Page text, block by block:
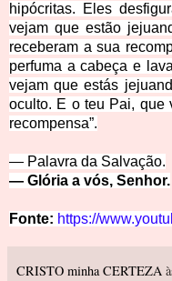
hipócritas. Eles
vejam que estão
receberam a sua
perfuma a cabeça e
vejam que estás
oculto. E o teu Pai, que
recompensa”.
— Palavra da Salvação.
— Glória a vós, Senhor.
Fonte: https://
CRISTO minha CERTEZA